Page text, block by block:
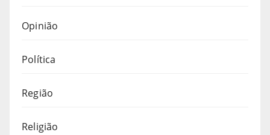
Opinião
Política
Região
Religião